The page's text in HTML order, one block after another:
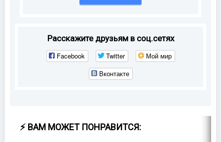
Расскажите друзьям в соц.сетях
Facebook Twitter
Мой мир
Вконтакте
⚡ ВАМ МОЖЕТ ПОНРАВИТСЯ: